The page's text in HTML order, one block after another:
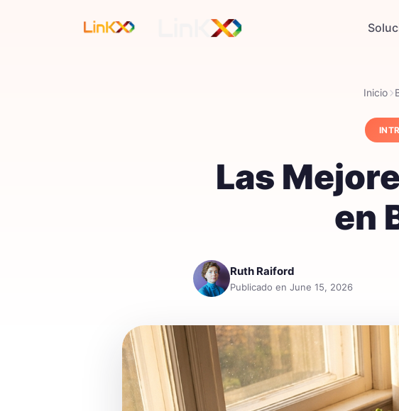
Inicio
Las
en
Ruth Raiford
Publicado en June 15, 2026